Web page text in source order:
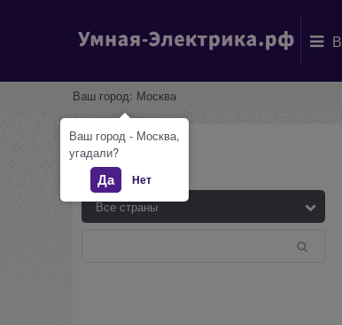
Ваш город: Москва
Бренды
Ваш город - Москва,
угадали?
Да Нет